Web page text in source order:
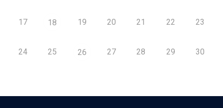
17 18 19 20 21 22 23
24 25 26 27 28 29 30